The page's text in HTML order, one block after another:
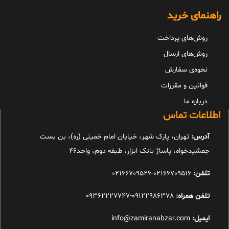
راهنمای خرید
روش‌های پرداخت
روش‌های ارسال
نحوه‌ی سفارش
قوانین و مقررات
درباره ما
اطلاعات تماس
آدرس: تهران، پارک شهر، خیابان امام خمینی (ره)، بن بست
جمشیدخواه، پاساژ بانک ابزار، طبقه دوم، واحد46
تلفن:
تلفن همراه: 09122986378-09362227747
ایمیل: